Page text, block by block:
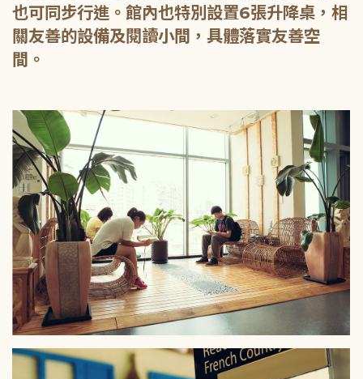
也可同步行進。館內也特別設置6張升降桌，相
關友善的設備及閱讀小間，具體落實友善空
間。